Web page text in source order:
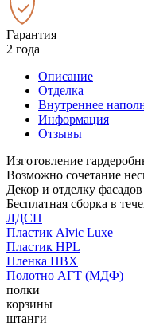
Гарантия
2 года
Описание
Отделка
Внутреннее
Информация
Отзывы
Изготовление
Возможно сочетание
Декор и отделку
Бесплатная сборка в
ЛДСП
Пластик Alvic Luxe
Пластик HPL
Пленка ПВХ
Полотно АГТ (МДФ)
полки
корзины
штанги